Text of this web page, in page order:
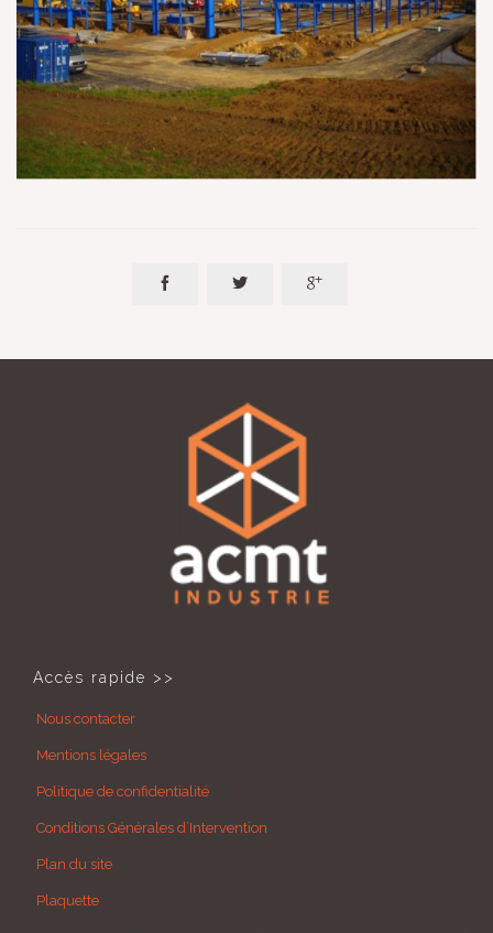
  
Accès rapide >>
Nous contacter
Mentions légales
Politique de confidentialité
Conditions Générales d’Intervention
Plan du site
Plaquette